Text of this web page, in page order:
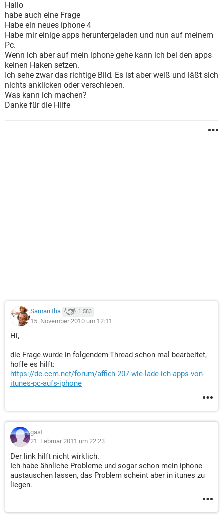
Hallo
habe auch eine Frage
Habe ein neues iphone 4
Habe mir einige apps heruntergeladen und nun auf meinem
Pc.
Wenn ich aber auf mein iphone gehe kann ich bei den apps
keinen Haken setzen.
Ich sehe zwar das richtige Bild. Es ist aber weiß und läßt sich
nichts anklicken oder verschieben.
Was kann ich machen?
Danke für die Hilfe
Saman.tha 1.583
15. November 2010 um 12:11
Hi,
die Frage wurde in folgendem Thread schon mal bearbeitet,
hoffe es hilft:
https://de.ccm.net/forum/affich-207-wie-lade-ich-apps-von-
itunes-pc-aufs-iphone
gast
21. Februar 2011 um 22:23
Der link hilft nicht wirklich.
Ich habe ähnliche Probleme und sogar schon mein iphone
austauschen lassen, das Problem scheint aber in itunes zu
liegen.